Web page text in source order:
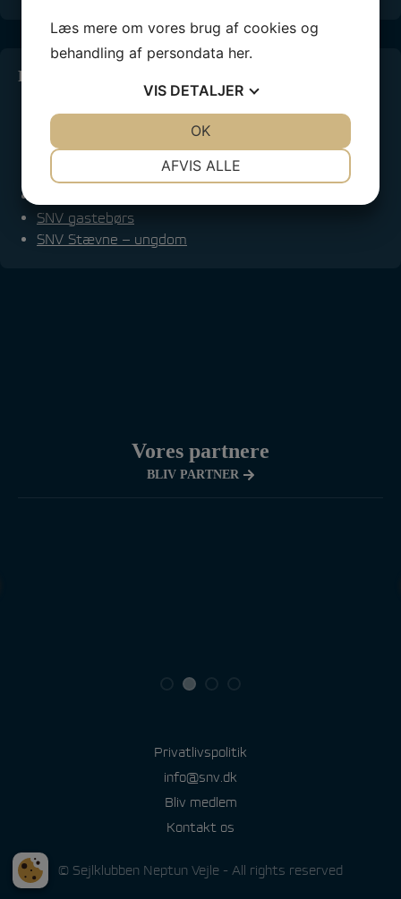
Facebook-links
Sejlklubben Neptun Vejle på Facebook
Vejle Lystbådehavn på Facebook
Facebookgruppe for J/70 afdelingen i Sejlklubben
Neptun Vejle
SNV gastebørs
SNV Stævne – ungdom
Vores partnere
BLIV PARTNER
Privatlivspolitik
info@snv.dk
© Sejlklubben Neptun Vejle - All rights reserved
Bliv medlem
Kontakt os
Læs mere om vores brug af cookies og
behandling af persondata her.
VIS DETALJER
MARKETING
AFVIS ALLE
OK